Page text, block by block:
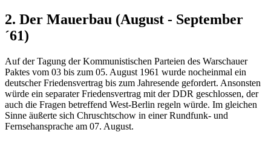
2. Der Mauerbau (August - September
´61)
Auf der Tagung der Kommunistischen Parteien des Warschauer
Paktes vom 03 bis zum 05. August 1961 wurde nocheinmal ein
deutscher Friedensvertrag bis zum Jahresende gefordert. Ansonsten
würde ein separater Friedensvertrag mit der DDR geschlossen, der
auch die Fragen betreffend West-Berlin regeln würde. Im gleichen
Sinne äußerte sich Chruschtschow in einer Rundfunk- und
Fernsehansprache am 07. August.